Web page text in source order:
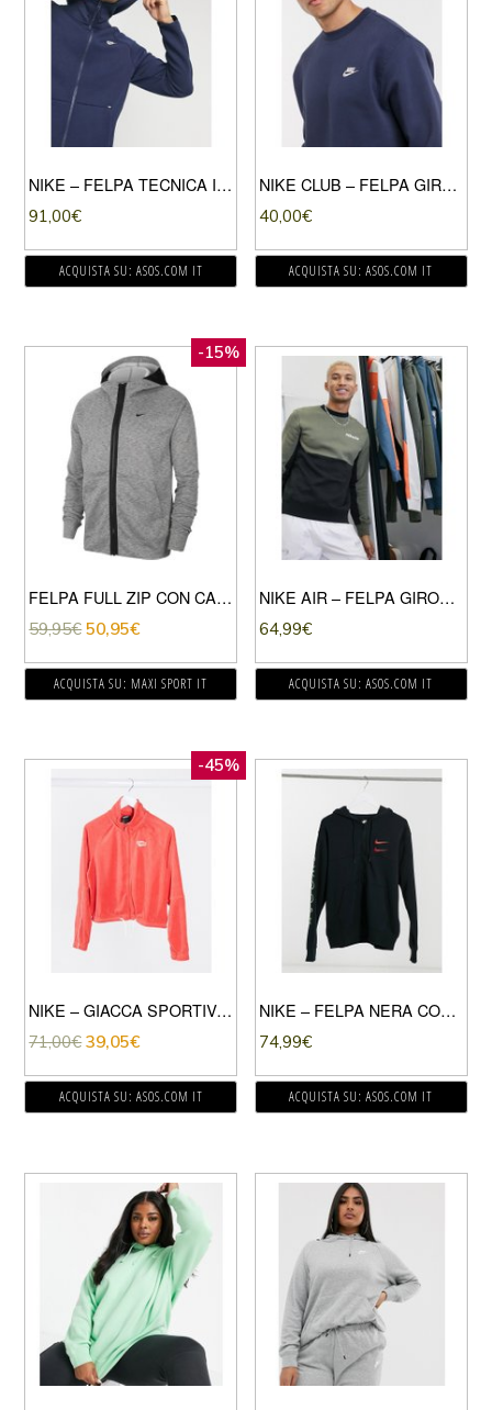
NIKE – FELPA TECNICA IN PILE CON ZIP E CAPPUCCIO BLU NAVY-NERO
91,00€
ACQUISTA SU: ASOS.COM IT
NIKE CLUB – FELPA GIROCOLLO BLU NAVY
40,00€
ACQUISTA SU: ASOS.COM IT
-15%
FELPA FULL ZIP CON CAPPUCCIO SPOTLIGHT
59,95€ 50,95€
ACQUISTA SU: MAXI SPORT IT
NIKE AIR – FELPA GIROCOLLO KAKI/NERA-VERDE
64,99€
ACQUISTA SU: ASOS.COM IT
-45%
NIKE – GIACCA SPORTIVA RÉTRO CORTA IN SPUGNA ROSSA-ROSSO
71,00€ 39,05€
ACQUISTA SU: ASOS.COM IT
NIKE – FELPA NERA CON CAPPUCCIO E LOGO NIKE-NERO
74,99€
ACQUISTA SU: ASOS.COM IT